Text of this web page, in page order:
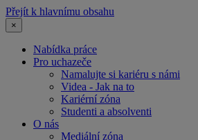
Přejít k hlavnímu obsahu
×
Nabídka práce
Pro uchazeče
Namalujte si kariéru s námi
Videa - Jak na to
Kariérní zóna
Studenti a absolventi
O nás
Mediální zóna